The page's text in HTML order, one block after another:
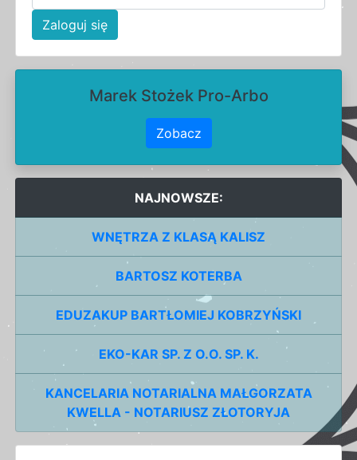
Zaloguj się
Marek Stożek Pro-Arbo
Zobacz
NAJNOWSZE:
WNĘTRZA Z KLASĄ KALISZ
BARTOSZ KOTERBA
EDUZAKUP BARTŁOMIEJ KOBRZYŃSKI
EKO-KAR SP. Z O.O. SP. K.
KANCELARIA NOTARIALNA MAŁGORZATA
KWELLA - NOTARIUSZ ZŁOTORYJA